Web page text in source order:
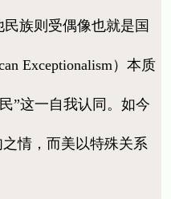
族则受偶像也就是国
Exceptionalism）本质
”这一自我认同。如今
情，而美以特殊关系